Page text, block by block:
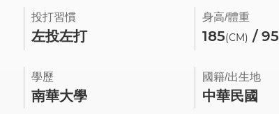
投打習慣
左投左打
身高/體重
185(CM) / 95
學歷
南華大學
國籍/出生地
中華民國